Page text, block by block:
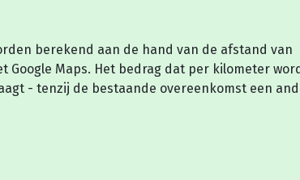
berekend aan de hand van de afstand van
Google Maps. Het bedrag dat per kilometer
- tenzij de bestaande overeenkomst een